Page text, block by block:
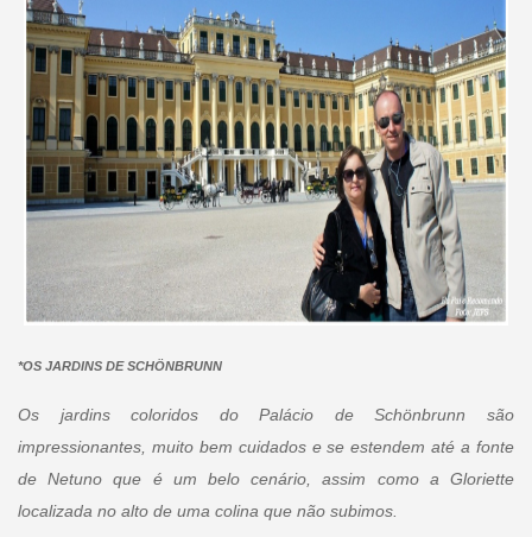
*OS JARDINS DE SCHÖNBRUNN
Os jardins coloridos do Palácio de Schönbrunn são
impressionantes, muito bem cuidados e se estendem até a fonte
de Netuno que é um belo cenário, assim como a Gloriette
localizada no alto de uma colina que não subimos.